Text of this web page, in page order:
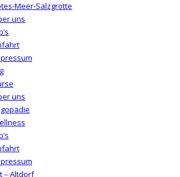
Meer-Salzgrotte
uns
uns
– Altdorf